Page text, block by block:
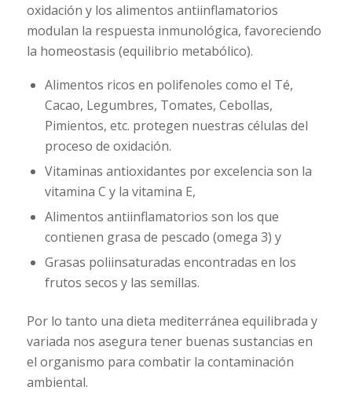
oxidación y los alimentos antiinflamatorios
modulan la respuesta inmunológica, favoreciendo
la homeostasis (equilibrio metabólico).
Alimentos ricos en polifenoles como el Té,
Cacao, Legumbres, Tomates, Cebollas,
Pimientos, etc. protegen nuestras células del
proceso de oxidación.
Vitaminas antioxidantes por excelencia son la
vitamina C y la vitamina E,
Alimentos antiinflamatorios son los que
contienen grasa de pescado (omega 3) y
Grasas poliinsaturadas encontradas en los
frutos secos y las semillas.
Por lo tanto una dieta mediterránea equilibrada y
variada nos asegura tener buenas sustancias en
el organismo para combatir la contaminación
ambiental.